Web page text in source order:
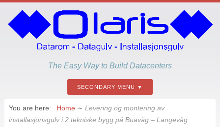
The Easy Way to Build Datacenters
SECONDARY MENU
You are here: Home ∼ Levering og montering av
installasjonsgulv i 2 tekniske bygg på Buavåg – Langevåg